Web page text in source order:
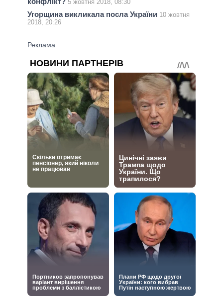
5 жовтня 2018, 08:30
Угорщина викликала посла України 10 жовтня
2018, 20:26